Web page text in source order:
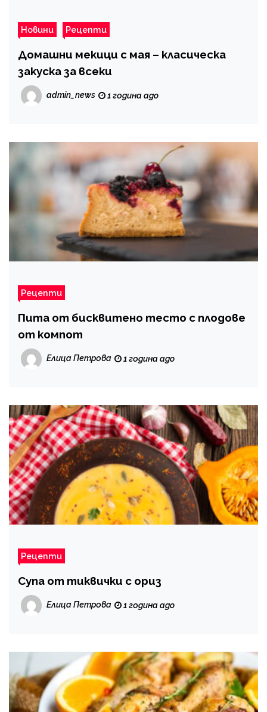
Новини Рецепти
Домашни мекици с мая – класическа
закуска за всеки
admin_news 1 година ago
Рецепти
Пита от бисквитено тесто с плодове
от компот
Елица Петрова 1 година ago
Рецепти
Супа от тиквички с ориз
Елица Петрова 1 година ago